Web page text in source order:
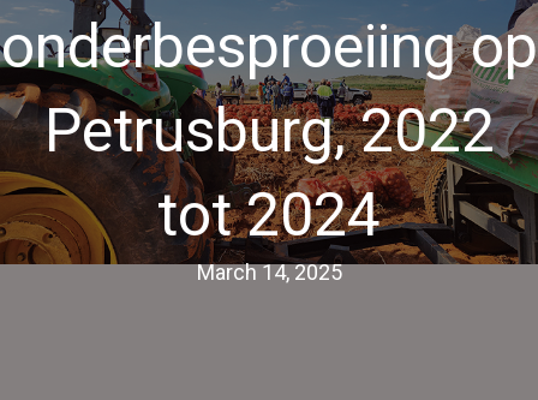
onderbesproeiing op
Petrusburg, 2022
tot 2024
March 14, 2025